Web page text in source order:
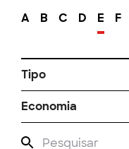
A B C D E F
Tipo
Economia